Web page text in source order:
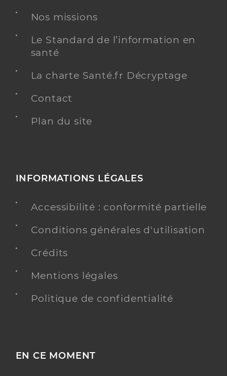
Voir l’offre identifiée
Adresse
12 Rue Dumune, 33150 Cenon
Nos missions
Le Standard de l’information en
santé
La charte Santé.fr Décryptage
Contact
Plan du site
INFORMATIONS LÉGALES
Accessibilité : conformité partielle
Conditions générales d'utilisation
Crédits
Mentions légales
Politique de confidentialité
EN CE MOMENT